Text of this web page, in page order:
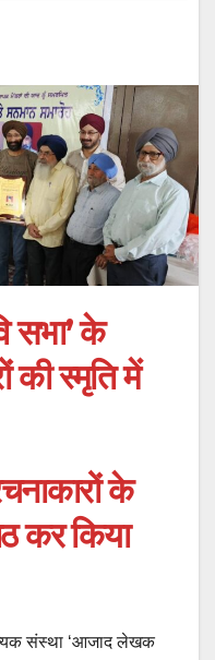
के
की स्मृति में
के
कर किया
संस्था ‘आजाद लेखक